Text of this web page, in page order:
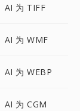
AI 为 TIFF
AI 为 WMF
AI 为 WEBP
AI 为 CGM